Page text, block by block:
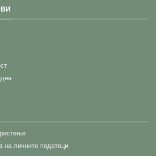
на личните податоци